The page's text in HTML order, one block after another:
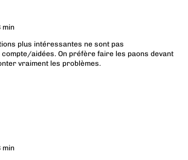
min
plus intéressantes ne sont pas
aidées. On préfère faire les paons devant
vraiment les problèmes.
min